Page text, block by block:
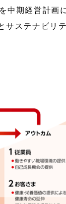
期経営計画
ステナビリ